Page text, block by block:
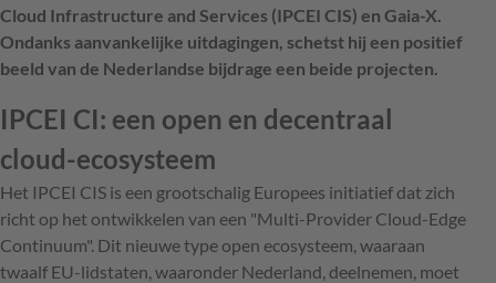
Cloud Infrastructure and Services (IPCEI CIS) en Gaia-X.
Ondanks aanvankelijke uitdagingen, schetst hij een positief
beeld van de Nederlandse bijdrage een beide projecten.
IPCEI CI: een open en decentraal
cloud-ecosysteem
Het IPCEI CIS is een grootschalig Europees initiatief dat zich
richt op het ontwikkelen van een "Multi-Provider Cloud-Edge
Continuum". Dit nieuwe type open ecosysteem, waaraan
twaalf EU-lidstaten, waaronder Nederland, deelnemen, moet